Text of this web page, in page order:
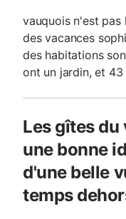
vauquois n'est pas
des vacances
des habitations
ont un jardin, et 43
Les gîtes
une bonne
d'une belle
temps